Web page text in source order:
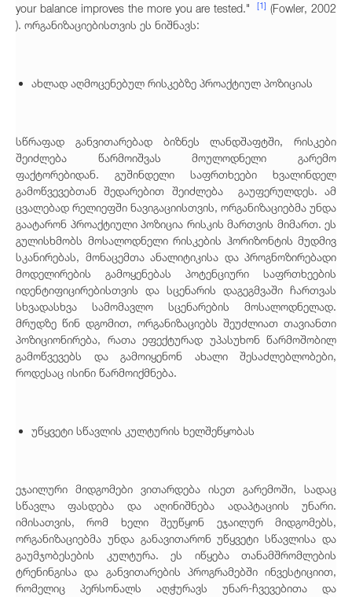
your balance improves the more you are tested."
[1] (Fowler, 2002
). ორგანიზაციებისთვის ეს ნიშნავს:
ახლად აღმოცენებულ რისკებზე პროაქტიულ პოზიციას
სწრაფად განვითარებად ბიზნეს ლანდშაფტში, რისკები
შეიძლება წარმოიშვას მოულოდნელი გარემო
ფაქტორებიდან. გუშინდელი საფრთხეები ხვალინდელ
გამოწვევებთან შედარებით შეიძლება გაუფერულდეს. ამ
ცვალებად რელიეფში ნავიგაციისთვის, ორგანიზაციებმა უნდა
გაატარონ პროაქტიული პოზიცია რისკის მართვის მიმართ. ეს
გულისხმობს მოსალოდნელი რისკების ჰორიზონტის მუდმივ
სკანირებას, მონაცემთა ანალიტიკისა და პროგნოზირებადი
მოდელირების გამოყენებას პოტენციური საფრთხეების
იდენტიფიცირებისთვის და სცენარის დაგეგმვაში ჩართვას
სხვადასხვა სამომავლო სცენარების მოსალოდნელად.
მრუდზე წინ დგომით, ორგანიზაციებს შეუძლიათ თავიანთი
პოზიციონირება, რათა ეფექტურად უპასუხონ წარმოშობილ
გამოწვევებს და გამოიყენონ ახალი შესაძლებლობები,
როდესაც ისინი წარმოიქმნება.
უწყვეტი სწავლის კულტურის ხელშეწყობას
ეჯაილური მიდგომები ვითარდება ისეთ გარემოში, სადაც
სწავლა ფასდება და აღინიშნება ადაპტაციის უნარი.
იმისათვის, რომ ხელი შეუწყონ ეჯაილურ მიდგომებს,
ორგანიზაციებმა უნდა განავითარონ უწყვეტი სწავლისა და
გაუმჯობესების კულტურა. ეს იწყება თანამშრომლების
ტრენინგისა და განვითარების პროგრამებში ინვესტიციით,
რომელიც პერსონალს აღჭურავს უნარ-ჩვევებითა და